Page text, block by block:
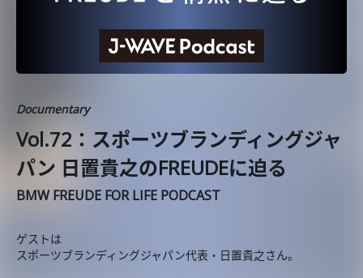
Documentary
Vol.72：スポーツブランディングジャ
パン 日置貴之のFREUDEに迫る
BMW FREUDE FOR LIFE PODCAST
ゲストは
スポーツブランディングジャパン代表・日置貴之さん。